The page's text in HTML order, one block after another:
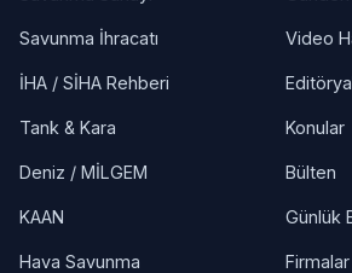
Savunma İhracatı
İHA / SİHA Rehberi
Tank & Kara
Deniz / MİLGEM
KAAN
Hava Savunma
Video
Konular
Bülten
Günlük
Firmalar